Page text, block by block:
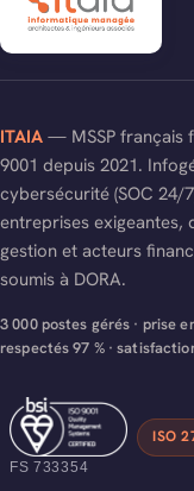
ITAIA — MSSP français
9001 depuis 2021.
cybersécurité (SOC 24/
entreprises exigeantes,
gestion et acteurs
soumis à DORA.
3 000 postes gérés · prise
respectés 97 % ·
FS 733354
ISO